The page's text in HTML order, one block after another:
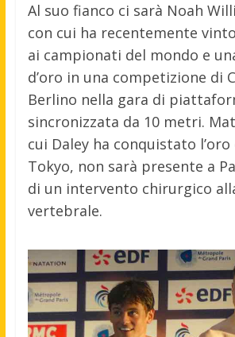
Al suo fianco ci sarà Noah
con cui ha recentemente
ai campionati del mondo e
d’oro in una competizione di
Berlino nella gara di
sincronizzata da 10 metri.
cui Daley ha conquistato
Tokyo, non sarà presente a
di un intervento chirurgico
vertebrale.